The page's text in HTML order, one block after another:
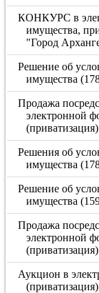
КОНКУРС в
имущества,
"Город
Решение об
имущества
Продажа
электронной
(приватизация)
Решения об
имущества
Решение об
имущества
Продажа
электронной
(приватизация)
Аукцион в